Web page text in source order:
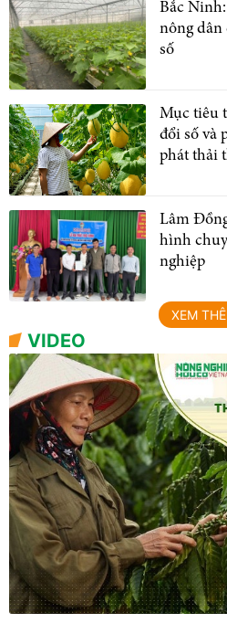
Bắc
nông dân
số
Mục tiêu
đổi số và
phát thải
Lâm
hình
nghiệp
XEM
VIDEO